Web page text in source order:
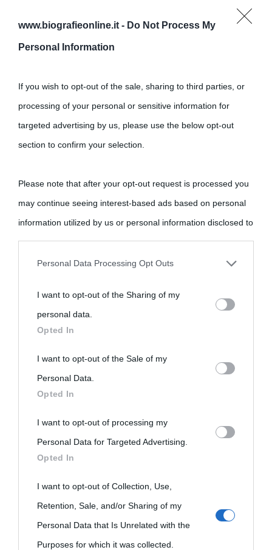
www.biografieonline.it - Do Not Process My
Personal Information
If you wish to opt-out of the sale, sharing to third parties, or
processing of your personal or sensitive information for
targeted advertising by us, please use the below opt-out
section to confirm your selection.
Please note that after your opt-out request is processed you
may continue seeing interest-based ads based on personal
information utilized by us or personal information disclosed to
third parties prior to your opt-out.
personal information by third parties on the IAB’s list of
downstream participants.
This information may also be disclosed by us to third parties
on the IAB’s List of Downstream Participants that may further
disclose it to other third parties.
Please note that this website/app uses one or more Google
services and may gather and store information including but
not limited to your visit or usage behaviour. You may click to
grant or deny consent to Google and its third-party tags to
use your data for below specified purposes in below Google
consent section.
Personal Data Processing Opt Outs
I want to opt-out of the Sharing of my
personal data.
Opted In
I want to opt-out of the Sale of my
Personal Data.
Opted In
I want to opt-out of processing my
Personal Data for Targeted Advertising.
Opted In
I want to opt-out of Collection, Use,
Retention, Sale, and/or Sharing of my
Personal Data that Is Unrelated with the
Purposes for which it was collected.